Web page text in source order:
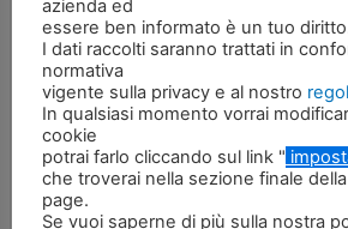
Portata massima dell’olio
Pressione d’olio per la
rotazione
Portata d’olio per la rotazione
azienda ed
essere ben informato è un tuo
I dati raccolti saranno trattati in
normativa
vigente sulla privacy e al nostro
In qualsiasi momento vorrai
cookie
potrai farlo cliccando sul link "
che troverai nella sezione finale
page.
Se vuoi saperne di più sulla nostra